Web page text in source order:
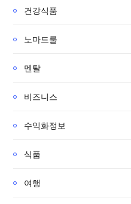
r
건강식품
노마드룰
멘탈
비즈니스
수익화정보
식품
여행